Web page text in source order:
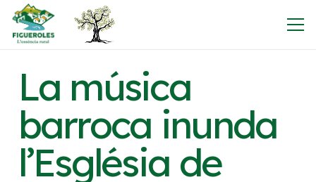
La música
barroca inunda
l’Església de